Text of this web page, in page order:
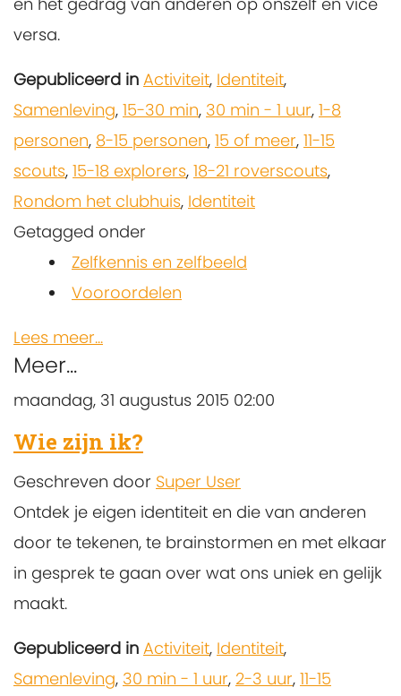
versa.
Gepubliceerd in Activiteit, Identiteit,
Samenleving, 15-30 min, 30 min - 1 uur, 1-8
personen, 8-15 personen, 15 of meer, 11-15
scouts, 15-18 explorers, 18-21 roverscouts,
Rondom het clubhuis, Identiteit
Getagged onder
Zelfkennis en zelfbeeld
Vooroordelen
Lees meer...
Meer...
maandag, 31 augustus 2015 02:00
Wie zijn ik?
Geschreven door Super User
Ontdek je eigen identiteit en die van anderen
door te tekenen, te brainstormen en met elkaar
in gesprek te gaan over wat ons uniek en gelijk
maakt.
Gepubliceerd in Activiteit, Identiteit,
Samenleving, 30 min - 1 uur, 2-3 uur, 11-15